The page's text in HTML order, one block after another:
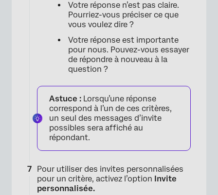
Votre réponse n’est pas claire.
Pourriez-vous préciser ce que
vous voulez dire ?
Votre réponse est importante
pour nous. Pouvez-vous essayer
de répondre à nouveau à la
question ?
Astuce : Lorsqu’une réponse
correspond à l’un de ces critères,
un seul des messages d’invite
possibles sera affiché au
répondant.
Pour utiliser des invites personnalisées
pour un critère, activez l’option Invite
personnalisée.